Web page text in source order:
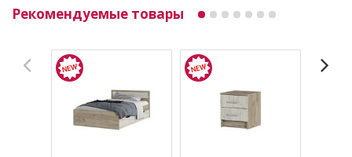
Рекомендуемые товары